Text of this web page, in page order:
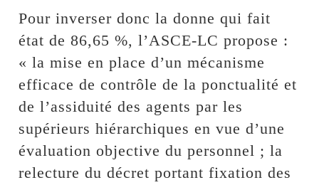
Pour inverser donc la donne qui fait
état de 86,65 %, l’ASCE-LC propose :
« la mise en place d’un mécanisme
efficace de contrôle de la ponctualité et
de l’assiduité des agents par les
supérieurs hiérarchiques en vue d’une
évaluation objective du personnel ; la
relecture du décret portant fixation des